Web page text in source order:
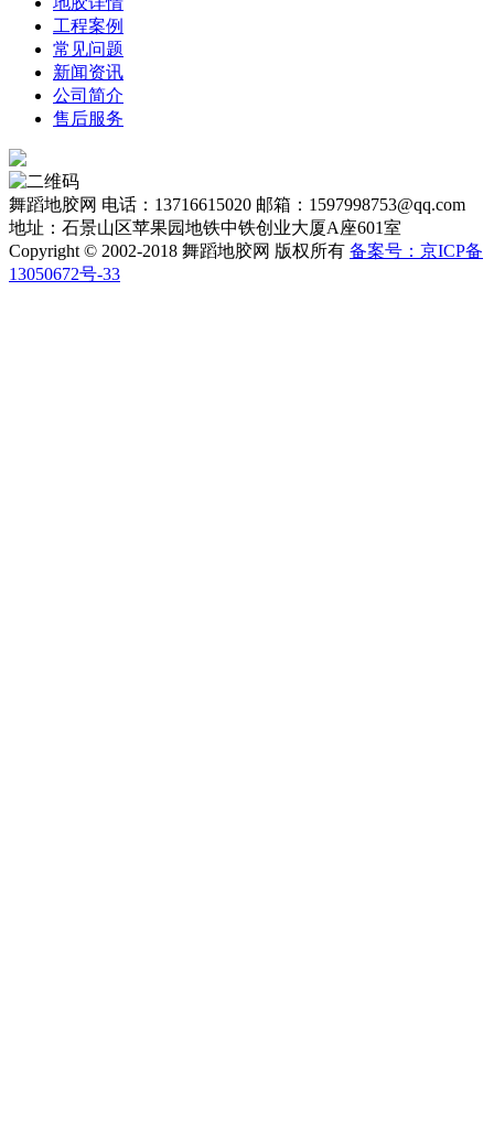
工程案例
常见问题
新闻资讯
公司简介
售后服务
舞蹈地胶网 电话：13716615020 邮箱：1597998753@qq.com
地址：石景山区苹果园地铁中铁创业大厦A座601室
Copyright © 2002-2018 舞蹈地胶网 版权所有 备案号：京ICP备
13050672号-33